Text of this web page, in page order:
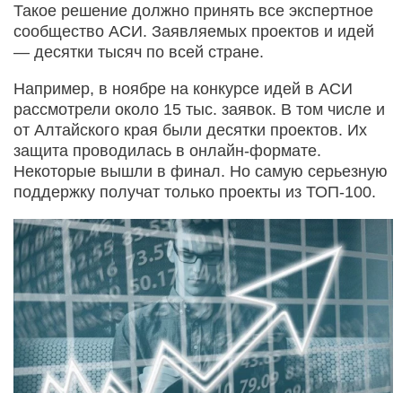
Такое решение должно принять все экспертное
сообщество АСИ. Заявляемых проектов и идей
— десятки тысяч по всей стране.
Например, в ноябре на конкурсе идей в АСИ
рассмотрели около 15 тыс. заявок. В том числе и
от Алтайского края были десятки проектов. Их
защита проводилась в онлайн-формате.
Некоторые вышли в финал. Но самую серьезную
поддержку получат только проекты из ТОП-100.